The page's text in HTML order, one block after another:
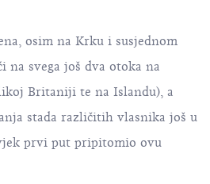
osim na Krku i susjednom
na svega još dva otoka na
Britaniji te na Islandu), a
stada različitih vlasnika još u
prvi put pripitomio ovu